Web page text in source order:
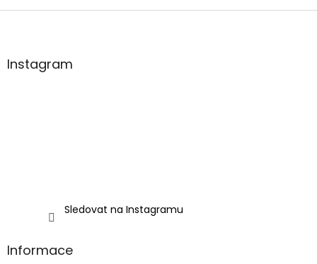
Z
aInstagram
Sledovat na Instagramu
Informace